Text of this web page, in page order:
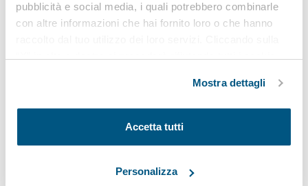
pubblicità e social media, i quali potrebbero combinarle
con altre informazioni che hai fornito loro o che hanno
Mostra dettagli
Accetta tutti
Personalizza
NEWS